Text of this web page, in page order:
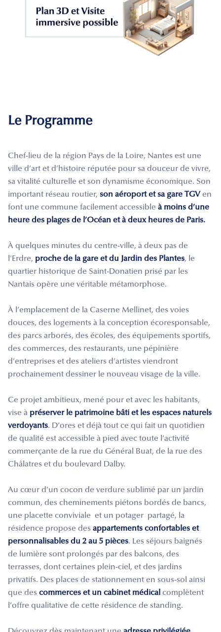
Le Programme
Chef-lieu de la région Pays de la Loire, Nantes est une
ville d’art et d’histoire réputée pour sa douceur de vivre,
sa vitalité culturelle et son dynamisme économique. Son
important réseau routier, son aéroport et sa gare TGV en
font une commune facilement accessible à moins d’une
heure des plages de l’Océan et à deux heures de Paris.
À quelques minutes du centre-ville, à deux pas de
l'Erdre, proche de la gare et du Jardin des Plantes, le
quartier historique de Saint-Donatien prisé par les
Nantais opère une véritable métamorphose.
À l’emplacement de la Caserne Mellinet, des voies
douces, des logements à la conception écoresponsable,
des parcs arborés, des écoles, des équipements sportifs,
des commerces, des restaurants, une pépinière
d’entreprises et des ateliers d’artistes viendront
prochainement dessiner le nouveau visage de la ville.
Ce projet ambitieux, mené pour et avec les habitants,
vise à préserver le patrimoine bâti et les espaces naturels
verdoyants. D’ores et déjà tout ce qui fait un quotidien
de qualité est accessible à pied avec toute l’activité
commerçante de la rue du Général Buat, de la rue des
Châlatres et du boulevard Dalby.
Au cœur d’un cocon de verdure sublimé par un jardin
commun, des cheminements piétons bordés de bancs,
une placette conviviale et un potager partagé, la
résidence propose des appartements confortables et
personnalisables du 2 au 5 pièces. Les séjours baignés
de lumière sont prolongés par des balcons, des
terrasses, dont certaines plein-ciel, et des jardins
privatifs. Des places de stationnement en sous-sol ainsi
que des commerces et un cabinet médical complètent
l’offre qualitative de cette résidence de standing.